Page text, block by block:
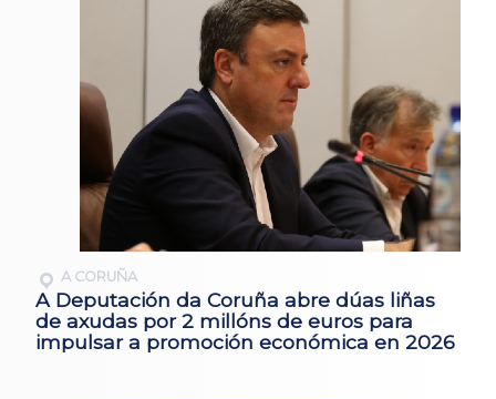
A CORUÑA
A Deputación da Coruña abre dúas liñas
de axudas por 2 millóns de euros para
impulsar a promoción económica en 2026